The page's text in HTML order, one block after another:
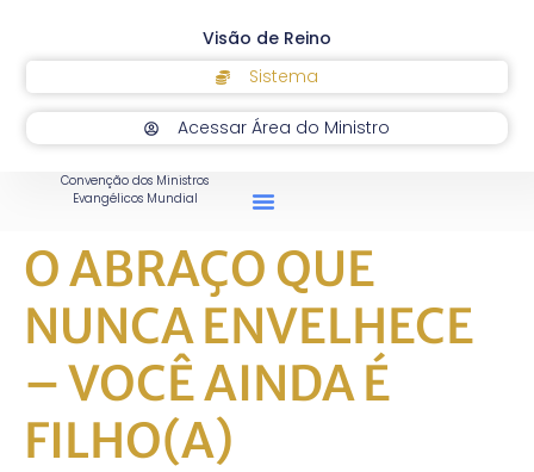
Visão de Reino
Sistema
Acessar Área do Ministro
Convenção dos Ministros
Evangélicos Mundial
O ABRAÇO QUE
NUNCA ENVELHECE
– VOCÊ AINDA É
FILHO(A)